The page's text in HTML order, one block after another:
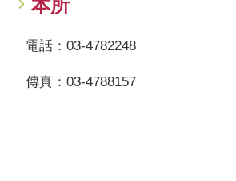
本所
電話：03-4782248
傳真：03-4788157